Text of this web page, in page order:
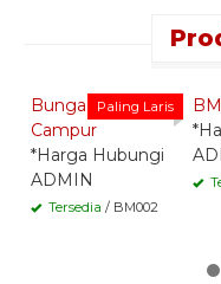
Paling Laris
Bunga Meja
Campur
*Harga Hubungi
ADMIN
Tersedia / BM002